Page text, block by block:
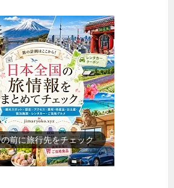
上の人物を動画で勉強